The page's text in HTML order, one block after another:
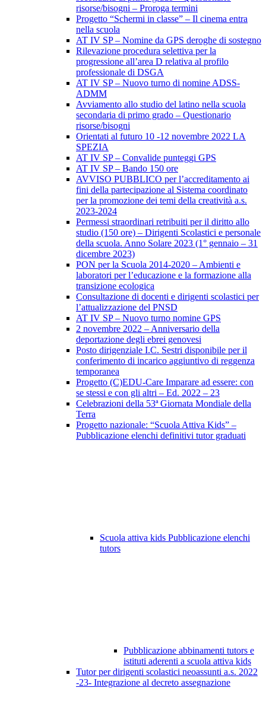
risorse/bisogni – Proroga termini
Progetto “Schermi in classe” – Il cinema entra
nella scuola
AT IV SP – Nomine da GPS deroghe di sostegno
Rilevazione procedura selettiva per la
progressione all’area D relativa al profilo
professionale di DSGA
AT IV SP – Nuovo turno di nomine ADSS-
ADMM
Avviamento allo studio del latino nella scuola
secondaria di primo grado – Questionario
risorse/bisogni
Orientati al futuro 10 -12 novembre 2022 LA
SPEZIA
AT IV SP – Convalide punteggi GPS
AT IV SP – Bando 150 ore
AVVISO PUBBLICO per l’accreditamento ai
fini della partecipazione al Sistema coordinato
per la promozione dei temi della creatività a.s.
2023-2024
Permessi straordinari retribuiti per il diritto allo
studio (150 ore) – Dirigenti Scolastici e personale
della scuola. Anno Solare 2023 (1° gennaio – 31
dicembre 2023)
PON per la Scuola 2014-2020 – Ambienti e
laboratori per l’educazione e la formazione alla
transizione ecologica
Consultazione di docenti e dirigenti scolastici per
l’attualizzazione del PNSD
AT IV SP – Nuovo turno nomine GPS
2 novembre 2022 – Anniversario della
deportazione degli ebrei genovesi
Posto dirigenziale I.C. Sestri disponibile per il
conferimento di incarico aggiuntivo di reggenza
temporanea
Progetto (C)EDU-Care Imparare ad essere: con
se stessi e con gli altri – Ed. 2022 – 23
Celebrazioni della 53ª Giornata Mondiale della
Terra
Progetto nazionale: “Scuola Attiva Kids” –
Pubblicazione elenchi definitivi tutor graduati
Scuola attiva kids Pubblicazione elenchi
tutors
Pubblicazione abbinamenti tutors e
istituti aderenti a scuola attiva kids
Tutor per dirigenti scolastici neoassunti a.s. 2022
-23- Integrazione al decreto assegnazione